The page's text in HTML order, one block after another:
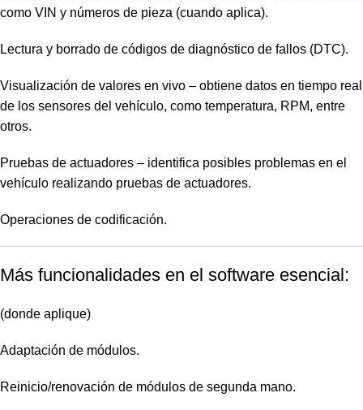
como VIN y números de pieza (cuando aplica).
Lectura y borrado de códigos de diagnóstico de fallos (DTC).
Visualización de valores en vivo – obtiene datos en tiempo real
de los sensores del vehículo, como temperatura, RPM, entre
otros.
Pruebas de actuadores – identifica posibles problemas en el
vehículo realizando pruebas de actuadores.
Operaciones de codificación.
Más funcionalidades en el software esencial:
(donde aplique)
Adaptación de módulos.
Reinicio/renovación de módulos de segunda mano.